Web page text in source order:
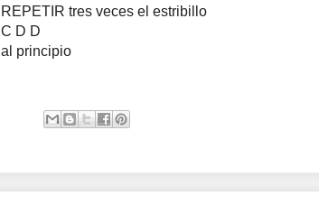
REPETIR tres veces el estribillo
C D D
al principio